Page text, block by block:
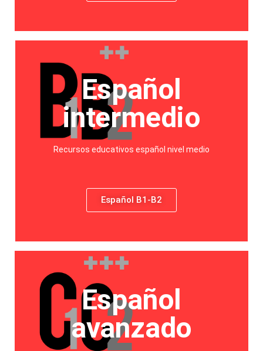
Español
intermedio
Recursos educativos español nivel medio
Español B1-B2
Español
avanzado